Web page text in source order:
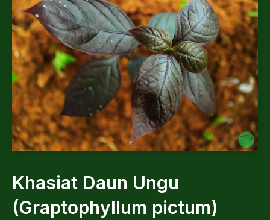
Khasiat Daun Ungu
(Graptophyllum pictum)